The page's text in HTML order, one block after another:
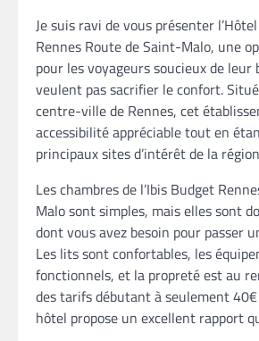
Je suis ravi de vous présenter
Rennes Route de Saint-Malo, une
pour les voyageurs soucieux de leur
veulent pas sacrifier le confort.
centre-ville de Rennes, cet
accessibilité appréciable tout en
principaux sites d’intérêt de la
Les chambres de l’Ibis Budget
Malo sont simples, mais elles sont
dont vous avez besoin pour passer
Les lits sont confortables, les
fonctionnels, et la propreté est au
des tarifs débutant à seulement
hôtel propose un excellent rapport